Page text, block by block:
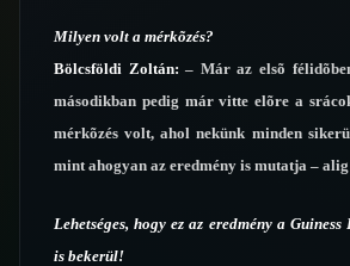
Milyen volt a mérkõzés?
Bölcsföldi Zoltán: – Már az elsõ
másodikban pedig már vitte elõre a
mérkõzés volt, ahol nekünk minden
mint ahogyan az eredmény is mutatja –
Lehetséges, hogy ez az eredmény a
is bekerül!